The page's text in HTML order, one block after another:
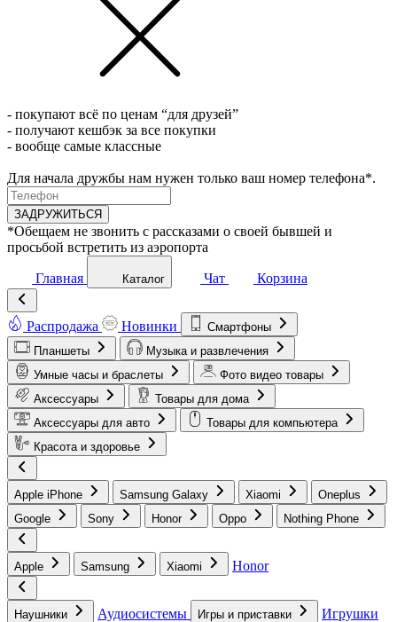
- покупают всё по ценам “для друзей”
- получают кешбэк за все покупки
- вообще самые классные
Для начала дружбы нам нужен только ваш номер телефона*.
ЗАДРУЖИТЬСЯ
*Обещаем не звонить с рассказами о своей бывшей и
просьбой встретить из аэропорта
Главная Каталог Чат Корзина
Распродажа Новинки
Смартфоны
Планшеты
Музыка и развлечения
Умные часы и браслеты
Фото видео товары
Аксессуары
Товары для дома
Аксессуары для авто
Товары для компьютера
Красота и здоровье
Apple iPhone Samsung Galaxy Xiaomi
Oneplus
Google
Sony Honor Oppo Nothing Phone
Apple Samsung Xiaomi Honor
Наушники Аудиосистемы Игры и приставки Игрушки